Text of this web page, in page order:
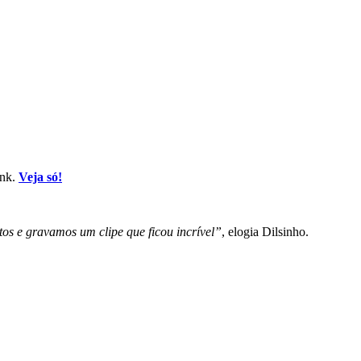
Veja só!
e gravamos um clipe que ficou incrível”, elogia Dilsinho.